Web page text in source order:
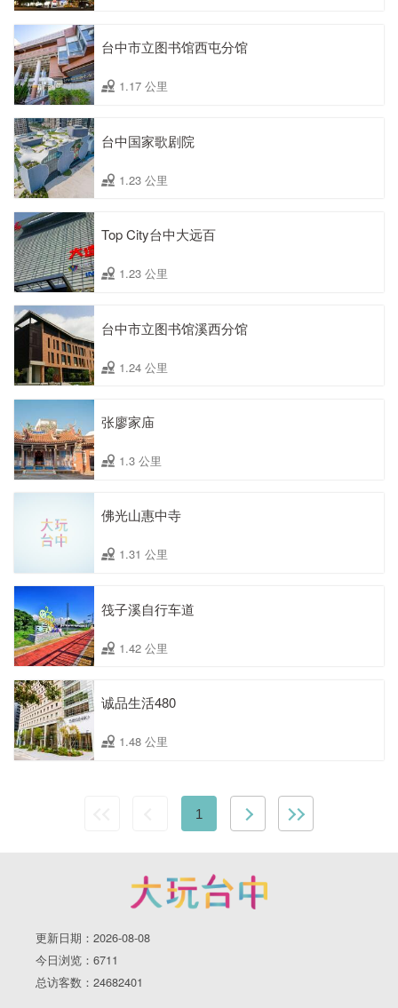
台中市立图书馆西屯分馆
1.17 公里
台中国家歌剧院
1.23 公里
Top City台中大远百
1.23 公里
台中市立图书馆溪西分馆
1.24 公里
张廖家庙
1.3 公里
佛光山惠中寺
1.31 公里
筏子溪自行车道
1.42 公里
诚品生活480
1.48 公里
1
更新日期：2026-08-08
今日浏览：6711
总访客数：24682401